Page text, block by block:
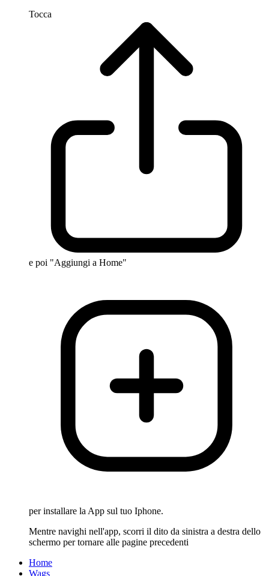
Tocca
e poi "Aggiungi a Home"
per installare la App sul tuo Iphone.
Mentre navighi nell'app, scorri il dito da sinistra a destra dello
schermo per tornare alle pagine precedenti
Home
Wags